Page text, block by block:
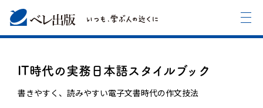
IT時代の実務日本語スタイルブック
書きやすく、読みやすい電子文書時代の作文技法